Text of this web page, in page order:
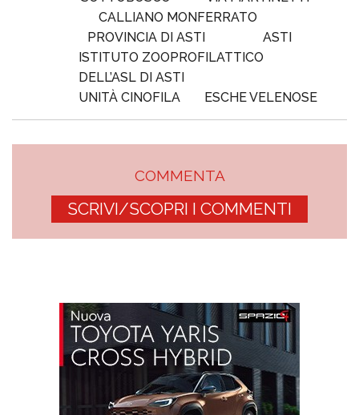
CALLIANO MONFERRATO
PROVINCIA DI ASTI
ASTI
ISTITUTO ZOOPROFILATTICO
DELL’ASL DI ASTI
UNITÀ CINOFILA
ESCHE VELENOSE
COMMENTA
SCRIVI/SCOPRI I COMMENTI